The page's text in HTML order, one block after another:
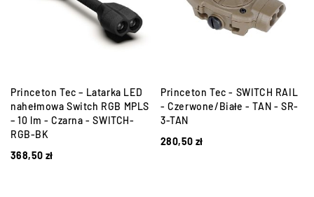
Princeton Tec – Latarka LED
nahełmowa Switch RGB MPLS
– 10 lm - Czarna - SWITCH-
RGB-BK
368,50 zł
Princeton Tec - SWITCH RAIL
- Czerwone/Białe - TAN - SR-
3-TAN
280,50 zł